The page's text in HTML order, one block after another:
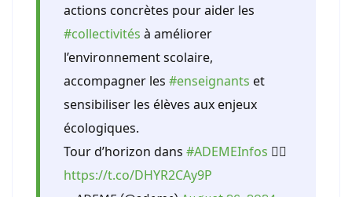
actions concrètes pour aider les
#collectivités à améliorer
l’environnement scolaire,
accompagner les #enseignants et
sensibiliser les élèves aux enjeux
écologiques.
Tour d’horizon dans #ADEMEInfos 👇🏻
https://t.co/DHYR2CAy9P